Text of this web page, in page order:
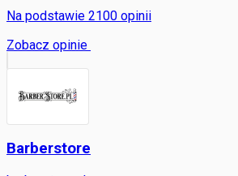
Na podstawie 2100 opinii
Zobacz opinie
Barberstore